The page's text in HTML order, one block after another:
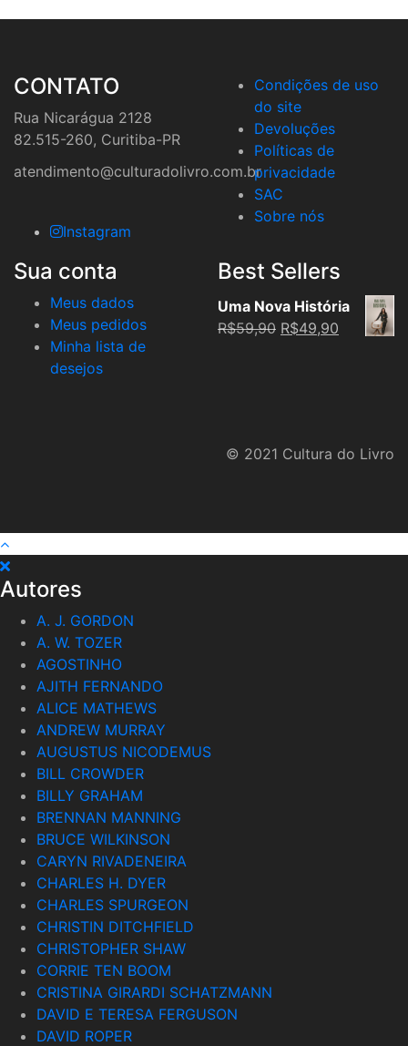
CONTATO
Rua Nicarágua 2128
82.515-260, Curitiba-PR
atendimento@culturadolivro.com.br
Instagram
Condições de uso
do site
Devoluções
Políticas de
privacidade
SAC
Sobre nós
Sua conta
Meus dados
Meus pedidos
Minha lista de
desejos
Best Sellers
Uma Nova História
R$59,90 Original
R$49,90 Current
© 2021 Cultura do Livro
Autores
A. J. GORDON
A. W. TOZER
AGOSTINHO
AJITH FERNANDO
ALICE MATHEWS
ANDREW MURRAY
AUGUSTUS NICODEMUS
BILL CROWDER
BILLY GRAHAM
BRENNAN MANNING
BRUCE WILKINSON
CARYN RIVADENEIRA
CHARLES H. DYER
CHARLES SPURGEON
CHRISTIN DITCHFIELD
CHRISTOPHER SHAW
CORRIE TEN BOOM
CRISTINA GIRARDI SCHATZMANN
DAVID E TERESA FERGUSON
DAVID ROPER